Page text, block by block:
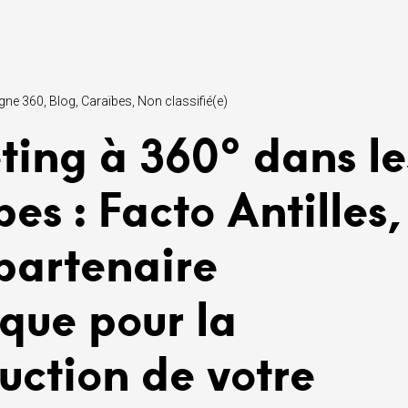
360 Blog Caraïbes Non classifié(e)
à 360° dans
: Facto Antilles,
pour la
de votre